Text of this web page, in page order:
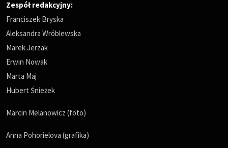
Zespół redakcyjny:
Franciszek Bryska
Aleksandra Wróblewska
Marek Jerzak
Erwin Nowak
Marta Maj
Hubert Śnieżek
Marcin Melanowicz (foto)
Anna Pohorielova (grafika)